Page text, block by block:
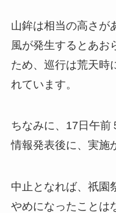
山鉾は相当の高さが
風が発生するとあお
ため、巡行は荒天時
れています。
ちなみに、 17日午前
情報発表後に、実施
中止となれば、祇園
やめになったことは